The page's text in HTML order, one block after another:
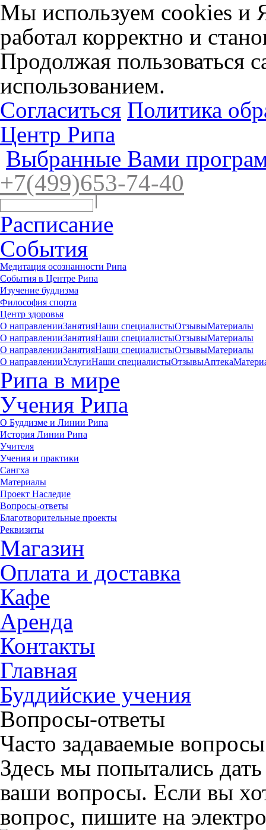
Мы используем cookies и
работал корректно и
Продолжая пользоваться
использованием.
Согласиться Политика
Центр Рипа
Выбранные Вами
+7(499)653-74-40
Расписание
События
Медитация осознанности Рипа
События в Центре Рипа
Изучение буддизма
Философия спорта
Центр здоровья
О направленииЗанятияНаши специалистыОтзывыМатериалы
О направленииЗанятияНаши специалистыОтзывыМатериалы
О направленииЗанятияНаши специалистыОтзывыМатериалы
О направленииУслугиНаши специалистыОтзывыАптека
Рипа в мире
Учения Рипа
О Буддизме и Линии Рипа
История Линии Рипа
Учителя
Учения и практики
Сангха
Материалы
Проект Наследие
Вопросы-ответы
Благотворительные проекты
Реквизиты
Магазин
Оплата и доставка
Кафе
Аренда
Контакты
Главная
Буддийские учения
Вопросы-ответы
Часто задаваемые вопросы
Здесь мы попытались
ваши вопросы. Если вы
вопрос, пишите на